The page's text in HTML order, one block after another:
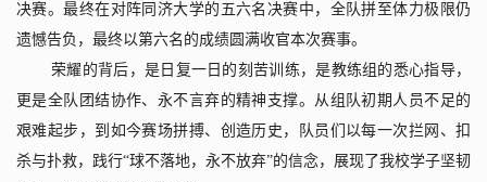
决赛。最终在对阵同济大学的五六名决赛中，全队拼至体力极限仍
遗憾告负，最终以第六名的成绩圆满收官本次赛事。
荣耀的背后，是日复一日的刻苦训练，是教练组的悉心指导，
更是全队团结协作、永不言弃的精神支撑。从组队初期人员不足的
艰难起步，到如今赛场拼搏、创造历史，队员们以每一次拦网、扣
杀与扑救，践行“球不落地，永不放弃”的信念，展现了我校学子坚韧